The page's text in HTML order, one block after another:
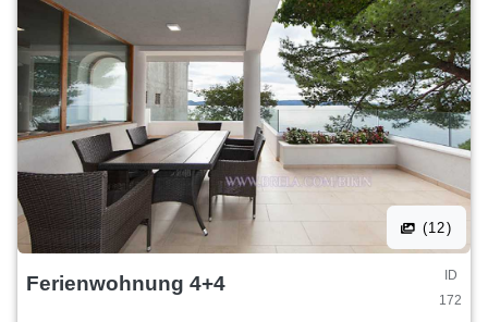
(12)
Ferienwohnung 4+4
ID
172